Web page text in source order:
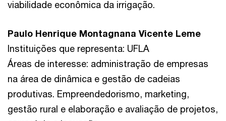
viabilidade econômica da irrigação.
Paulo Henrique Montagnana Vicente Leme
Instituições que representa: UFLA
Áreas de interesse: administração de empresas
na área de dinâmica e gestão de cadeias
produtivas. Empreendedorismo, marketing,
gestão rural e elaboração e avaliação de projetos,